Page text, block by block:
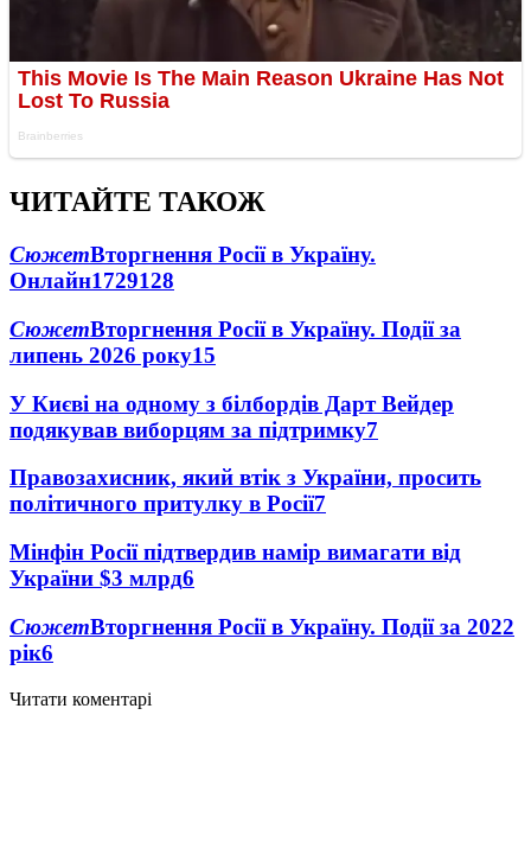
ЧИТАЙТЕ ТАКОЖ
СюжетВторгнення Росії в Україну.
Онлайн1729128
СюжетВторгнення Росії в Україну. Події за
липень 2026 року15
У Києві на одному з білбордів Дарт Вейдер
подякував виборцям за підтримку7
Правозахисник, який втік з України, просить
політичного притулку в Росії7
Мінфін Росії підтвердив намір вимагати від
України $3 млрд6
СюжетВторгнення Росії в Україну. Події за 2022
рік6
Читати коментарі